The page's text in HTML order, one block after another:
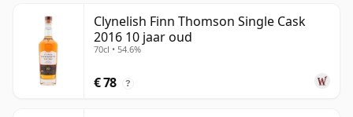
Clynelish Finn Thomson Single Cask
2016 10 jaar oud
70cl • 54.6%
€ 78 ?